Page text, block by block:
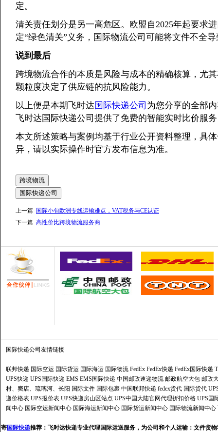
定。
清关责任划分是另一高危区。欧盟自2025年起要求
定“绿色清关”义务，国际物流公司可能将文件不全
说到最后
跨境物流合作的本质是风险与成本的精确核算，尤
颗粒度决定了供应链的抗风险能力。
以上便是本期飞时达 国际快递公司 为您分享的全部
飞时达国际快递公司提供了免费的智能实时比价服
本文所述策略与案例均基于行业公开资料整理，具
异，请以实际操作时官方发布信息为准。
跨境物流
国际快递公司
上一篇 国际小包欧洲专线运输难点，VAT税务与CE认证
下一篇 高性价比跨境物流服务商
国际快递公司 友情链接
联邦快递 国际空运 国际货运 国际海运 国际物流 FedEx FedEx快递 FedEx国际快递
UPS快递 UPS国际快递 EMS EMS国际快递 中国邮政速递物流 邮政航空大包 邮政
村、窦店、琉璃河、长阳 国际文件 国际包裹 中国联邦快递 fedex货代 国际货代
递价格表 UPS报价表 UPS快递房山区站点 UPS中国大陆官网代理折扣价格 UPS国
闻中心 国际空运新闻中心 国际海运新闻中心 国际货运新闻中心 国际物流新闻中心
寄国际快递推荐： 飞时达快递专业代理国际运送服务，为公司和个人运输：文件货